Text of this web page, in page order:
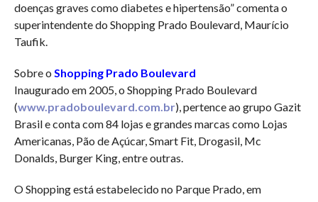
doenças graves como diabetes e hipertensão” comenta o
superintendente do Shopping Prado Boulevard, Maurício
Taufik.
Sobre o Shopping Prado Boulevard
Inaugurado em 2005, o Shopping Prado Boulevard
(www.pradoboulevard.com.br), pertence ao grupo Gazit
Brasil e conta com 84 lojas e grandes marcas como Lojas
Americanas, Pão de Açúcar, Smart Fit, Drogasil, Mc
Donalds, Burger King, entre outras.
O Shopping está estabelecido no Parque Prado, em